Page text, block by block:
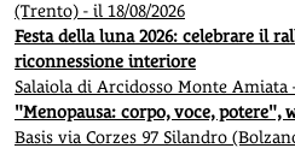
(Trento) - il 18/08/2026
Festa della luna 2026: celebrare il
riconnessione interiore
Salaiola di Arcidosso Monte Amiata
"Menopausa: corpo, voce, potere",
Basis via Corzes 97 Silandro